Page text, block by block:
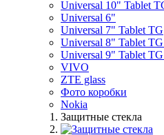
Universal 10" Tablet
Universal 6"
Universal 7" Tablet TG
Universal 8" Tablet
Universal 9" Tablet
VIVO
ZTE glass
Фото коробки
Nokia
Защитные стекла